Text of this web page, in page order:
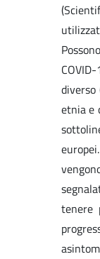
diverso
etnia e
tenere